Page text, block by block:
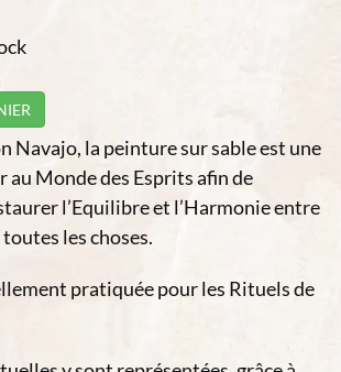
Navajo, la peinture sur sable est une
au Monde des Esprits afin de
l’Equilibre et l’Harmonie entre
les choses.
pratiquée pour les Rituels de